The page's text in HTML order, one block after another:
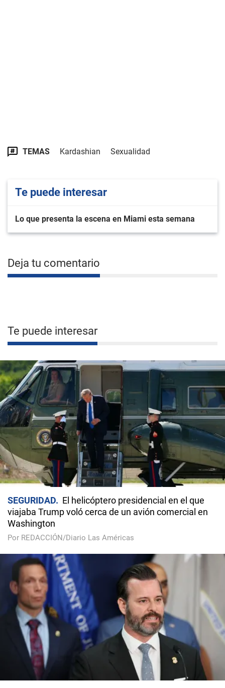
TEMAS Kardashian Sexualidad
Te puede interesar
Lo que presenta la escena en Miami esta semana
Deja tu comentario
Te puede interesar
SEGURIDAD
El helicóptero presidencial en el que
viajaba Trump voló cerca de un avión comercial en
Washington
Por REDACCIÓN/Diario Las Américas